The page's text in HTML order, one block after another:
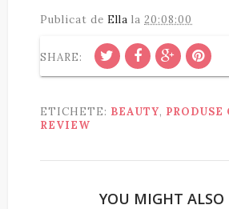
Publicat de Ella la 20:08:00
SHARE:
ETICHETE: BEAUTY, PRODUSE
REVIEW
YOU MIGHT ALSO